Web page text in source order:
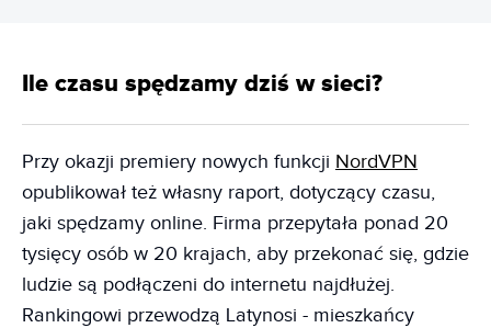
Ile czasu spędzamy dziś w sieci?
Przy okazji premiery nowych funkcji NordVPN
opublikował też własny raport, dotyczący czasu,
jaki spędzamy online. Firma przepytała ponad 20
tysięcy osób w 20 krajach, aby przekonać się, gdzie
ludzie są podłączeni do internetu najdłużej.
Rankingowi przewodzą Latynosi - mieszkańcy